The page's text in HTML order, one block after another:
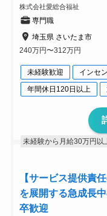
株式会社愛総合福祉
専門職
埼玉県 さいたま市
240万円〜312万円
未経験歓迎 インセ
年間休日120日以上
未経験から月給30万円以
【サービス提供責
を展開する急成長
卒歓迎